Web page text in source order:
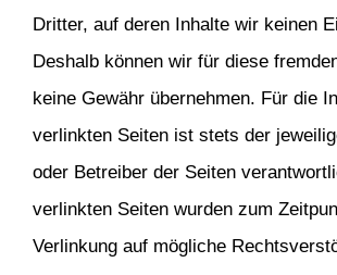
Dritter, auf deren Inhalte wir keinen
Deshalb können wir für diese
keine Gewähr übernehmen. Für die
verlinkten Seiten ist stets der
oder Betreiber der Seiten
verlinkten Seiten wurden zum
Verlinkung auf mögliche